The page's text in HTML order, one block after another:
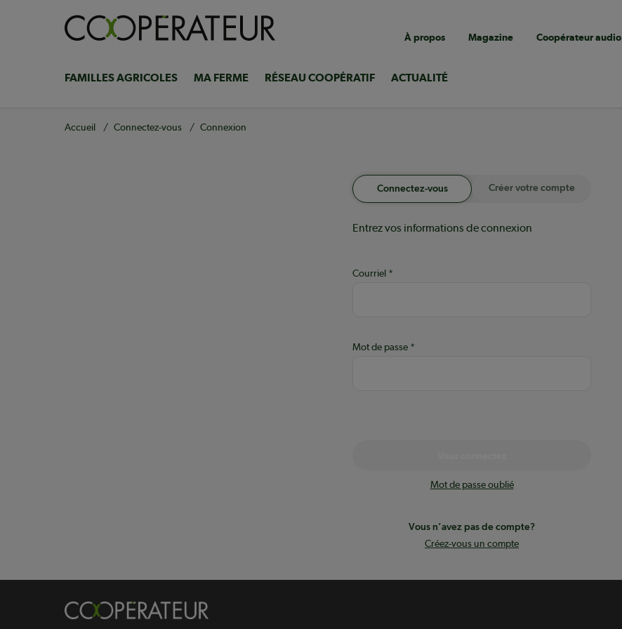
Navigation
utilitaire
À propos Magazine Coopérateur audio
Navigation
principale
FAMILLES AGRICOLES MA FERME RÉSEAU COOPÉRATIF ACTUALITÉ
Fil
Accueil Connectez-vous Connexion
Connectez-vous Créer votre compte
Entrez vos informations de connexion
Courriel
Mot de passe
Mot de passe oublié
Vous n’avez pas de compte?
Créez-vous un compte